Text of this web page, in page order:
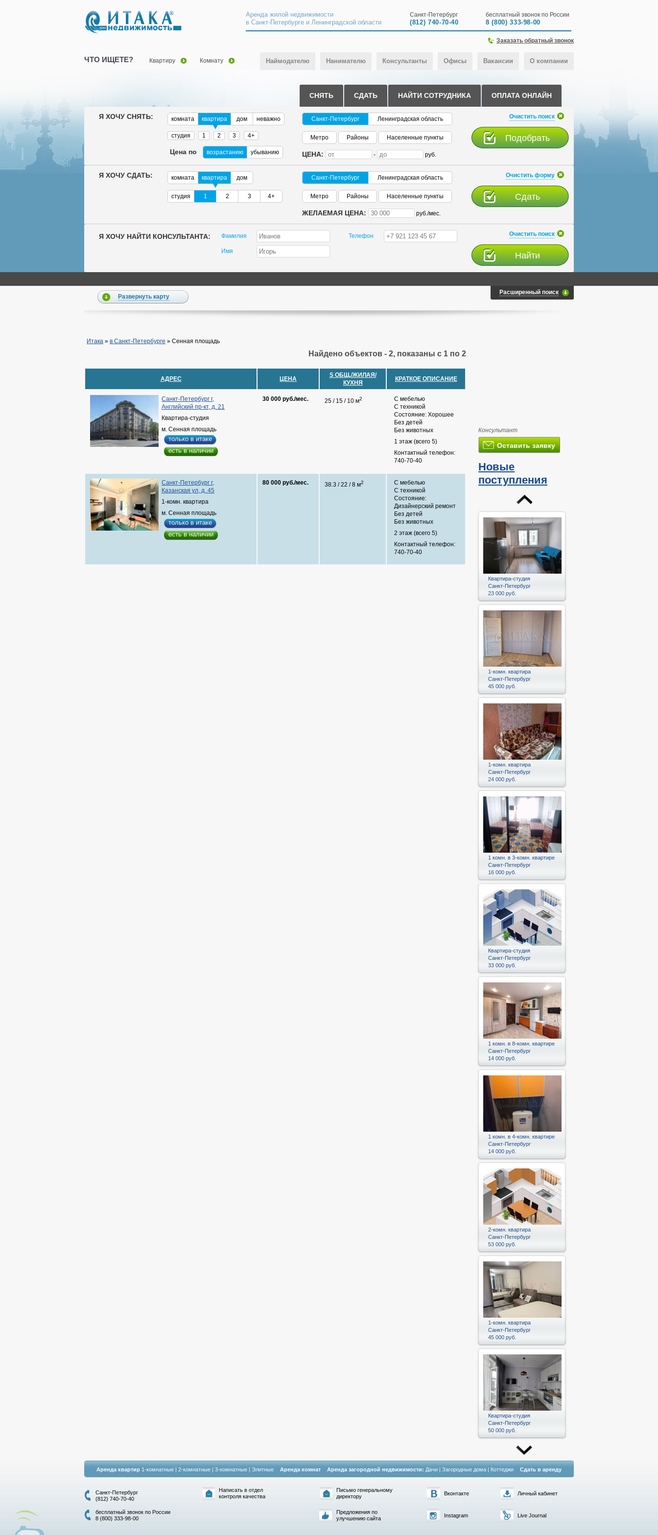
Аренда жилой недвижимости
в Санкт-Петербурге и Ленинградской области
Санкт-Петербург
(812) 740-70-40
бесплатный звонок по России
8 (800) 333-98-00
Заказать обратный звонок
ЧТО ИЩЕТЕ? Квартиру Комнату Наймодателю Нанимателю Консультанты Офисы Вакансии О компании
СНЯТЬ СДАТЬ НАЙТИ СОТРУДНИКА ОПЛАТА ОНЛАЙН
Я ХОЧУ СНЯТЬ: комната квартира дом неважно
студия 1 2 3 4+
Цена по возрастанию убыванию
Санкт-Петербург Ленинградская область
Метро Районы Населенные пункты
ЦЕНА: - руб.
Очистить поиск
Я ХОЧУ СДАТЬ: комната квартира дом
студия 1 2 3 4+
Санкт-Петербург Ленинградская область
Метро Районы Населенные пункты
ЖЕЛАЕМАЯ ЦЕНА: руб./мес.
Очистить форму
Я ХОЧУ НАЙТИ КОНСУЛЬТАНТА: Фамилия
Имя
Телефон Очистить поиск
Расширенный поиск
Развернуть карту
Итака » в Санкт-Петербурге » Сенная площадь
Найдено объектов - 2, показаны с 1 по 2
АДРЕС ЦЕНА
S ОБЩ./ЖИЛАЯ/
КУХНЯ
КРАТКОЕ ОПИСАНИЕ
Санкт-Петербург г,
Английский пр-кт, д. 21
Квартира-студия
м. Сенная площадь
только в итаке
есть в наличии
30 000 руб./мес. 25 / 15 / 10 м2
С мебелью
С техникой
Состояние: Хорошее
Без детей
Без животных
1 этаж (всего 5)
Контактный телефон:
740-70-40
Санкт-Петербург г,
Казанская ул, д. 45
1-комн. квартира
м. Сенная площадь
только в итаке
есть в наличии
80 000 руб./мес. 38.3 / 22 / 8 м2
С мебелью
С техникой
Состояние:
Дизайнерский ремонт
Без детей
Без животных
2 этаж (всего 5)
Контактный телефон:
740-70-40
Консультант
Оставить заявку
Новые
поступления
Квартира-студия
Санкт-Петербург
23 000 руб.
1-комн. квартира
Санкт-Петербург
45 000 руб.
1-комн. квартира
Санкт-Петербург
24 000 руб.
1 комн. в 3-комн. квартире
Санкт-Петербург
16 000 руб.
Квартира-студия
Санкт-Петербург
33 000 руб.
1 комн. в 8-комн. квартире
Санкт-Петербург
14 000 руб.
1 комн. в 4-комн. квартире
Санкт-Петербург
14 000 руб.
2-комн. квартира
Санкт-Петербург
53 000 руб.
1-комн. квартира
Санкт-Петербург
45 000 руб.
Квартира-студия
Санкт-Петербург
50 000 руб.
Аренда квартир 1-комнатные | 2-комнатные | 3-комнатные | Элитные Аренда комнат Аренда загородной недвижимости: Дачи | Загородные дома | Коттеджи Сдать в аренду
Санкт-Петербург
(812) 740-70-40
бесплатный звонок по России
8 (800) 333-98-00
Написать в отдел
контроля качества
Письмо генеральному
директору
Предложения по
улучшению сайта
Вконтакте
Instagram
Личный кабинет
Live Journal